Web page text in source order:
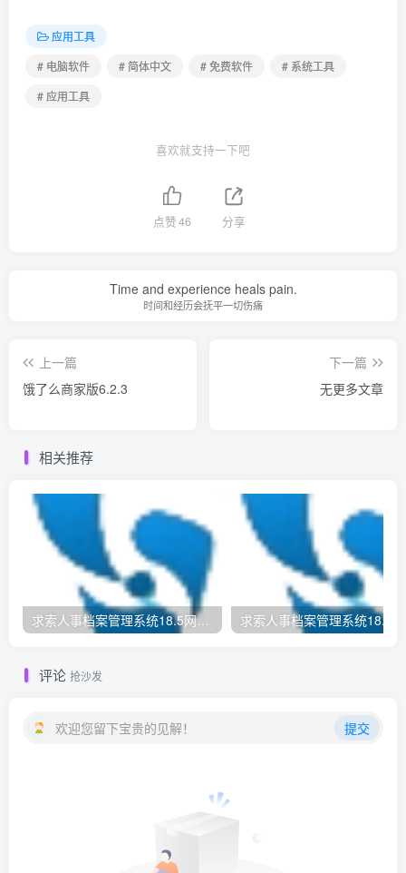
应用工具
# 电脑软件
# 简体中文 # 免费软件
# 系统工具
# 应用工具
喜欢就支持一下吧
点赞46 分享
Time and experience heals pain.
时间和经历会抚平一切伤痛
上一篇
饿了么商家版6.2.3
下一篇
无更多文章
相关推荐
求索人事档案管理系统18.5网络版
评论 抢沙发
欢迎您留下宝贵的见解！ 提交